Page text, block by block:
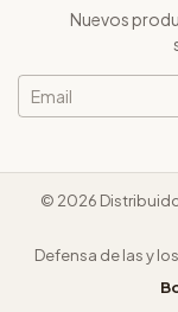
Nuevos
© 2026
Defensa de las y